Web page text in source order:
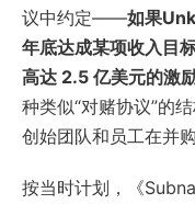
议中约定——如果
年底达成某项收入目
高达 2.5 亿美元的激
种类似“对赌协议”的
创始团队和员工在并
按当时计划，《